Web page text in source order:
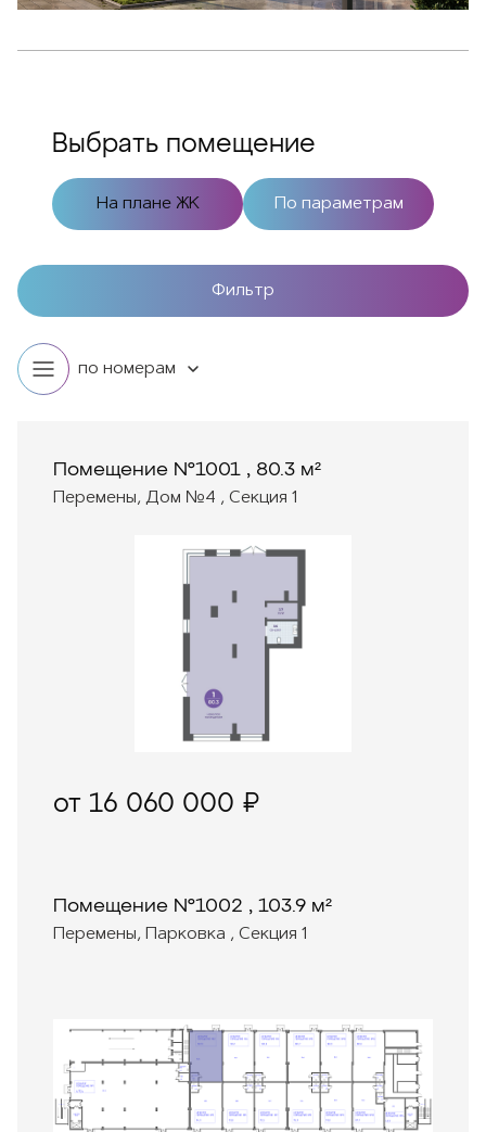
Выбрать помещение
На плане ЖК По параметрам
Фильтр
по номерам
Помещение №1001 , 80.3 м²
Перемены, Дом №4 , Секция 1
от 16 060 000 ₽
Помещение №1002 , 103.9 м²
Перемены, Парковка , Секция 1